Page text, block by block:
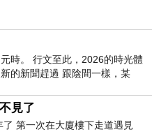
時。 行文至此，2026的時光體
的新聞趕過 跟陰間一樣，某
見了
第一次在大廈樓下走道遇見